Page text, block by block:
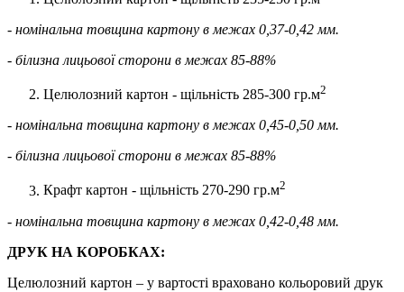
- номінальна товщина картону в межах 0,37-0,42 мм.
- білизна лицьової сторони в межах 85-88%
Целюлозний картон - щільність 285-300 гр.м2
- номінальна товщина картону в межах 0,45-0,50 мм.
- білизна лицьової сторони в межах 85-88%
Крафт картон - щільність 270-290 гр.м2
- номінальна товщина картону в межах 0,42-0,48 мм.
ДРУК НА КОРОБКАХ:
Целюлозний картон – у вартості враховано кольоровий друк